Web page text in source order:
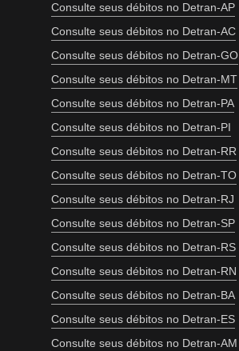
Consulte seus débitos no Detran-AP
Consulte seus débitos no Detran-AC
Consulte seus débitos no Detran-GO
Consulte seus débitos no Detran-MT
Consulte seus débitos no Detran-PA
Consulte seus débitos no Detran-PI
Consulte seus débitos no Detran-RR
Consulte seus débitos no Detran-TO
Consulte seus débitos no Detran-RJ
Consulte seus débitos no Detran-SP
Consulte seus débitos no Detran-RS
Consulte seus débitos no Detran-RN
Consulte seus débitos no Detran-BA
Consulte seus débitos no Detran-ES
Consulte seus débitos no Detran-AM